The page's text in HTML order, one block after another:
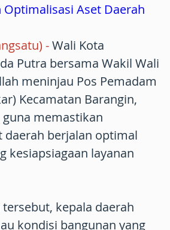
Optimalisasi Aset Daerah
-Wali Kota
Putra bersama Wakil Wali
meninjau Pos Pemadam
Kecamatan Barangin,
guna memastikan
daerah berjalan optimal
kesiapsiagaan layanan
kepala daerah
kondisi bangunan yang